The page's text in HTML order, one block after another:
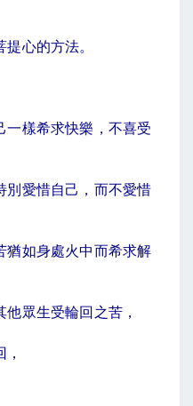
心的方法。
樣希求快樂，不喜受
愛惜自己，而不愛惜
如身處火中而希求解
眾生受輪回之苦，